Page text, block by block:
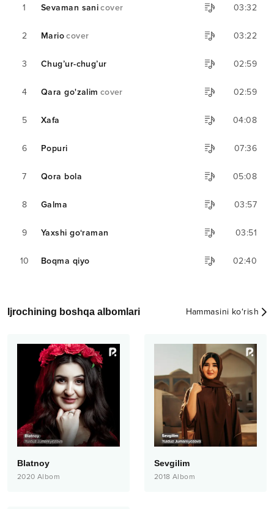
1 Sevaman sanicover 03:32
2 Mariocover 03:22
3 Chug’ur-chug’ur 02:59
4 Qara go'zalim cover 02:59
5 Xafa 04:08
6 Popuri 07:36
7 Qora bola 05:08
8 Galma 03:57
9 Yaxshi go‘raman 03:51
10 Boqma qiyo 02:40
Ijrochining boshqa albomlari Hammasini ko‘rish
Blatnoy
2020 Albom
Sevgilim
2018 Albom